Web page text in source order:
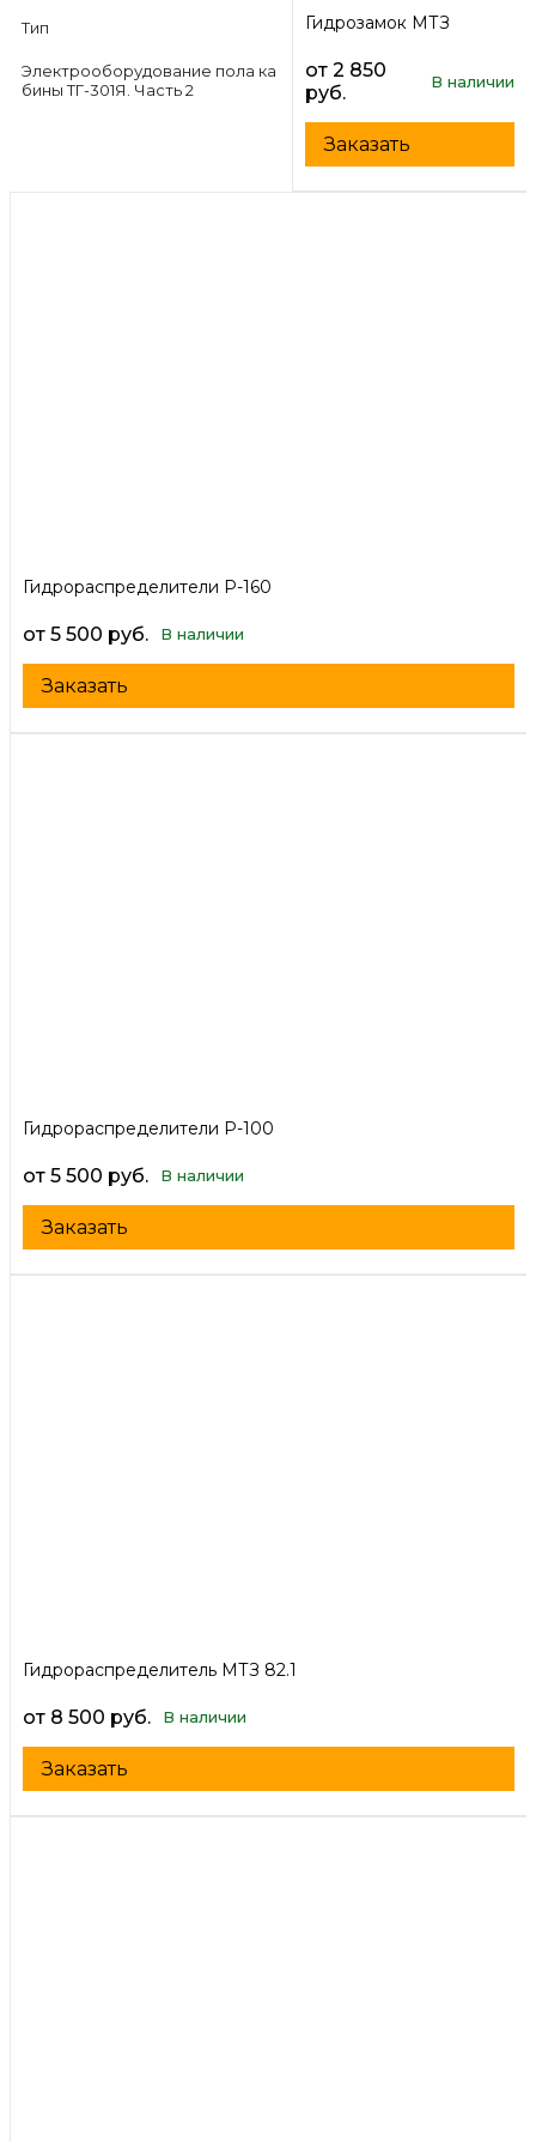
Тип
Электрооборудование пола ка
бины ТГ-301Я. Часть 2
Гидрозамок МТЗ
от 2 850
руб.
В наличии
Заказать
Гидрораспределители Р-160
от 5 500 руб. В наличии
Заказать
Гидрораспределители Р-100
от 5 500 руб. В наличии
Заказать
Гидрораспределитель МТЗ 82.1
от 8 500 руб. В наличии
Заказать